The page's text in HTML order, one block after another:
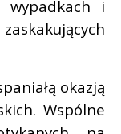
wypadkach i
okazją
Wspólne